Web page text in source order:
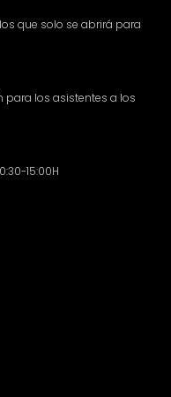
que solo se abrirá para
para los asistentes a los
15:00H